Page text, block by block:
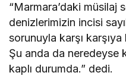
“Marmara’daki müsilaj
denizlerimizin incisi
sorunuyla karşı
Şu anda da neredeyse
kaplı durumda.” dedi.